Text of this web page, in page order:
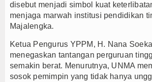
disebut menjadi simbol kuat
menjaga marwah institusi pendidikan
Majalengka.
Ketua Pengurus YPPM, H. Nana
menegaskan tantangan perguruan
semakin berat. Menurutnya, UNMA
sosok pemimpin yang tidak hanya